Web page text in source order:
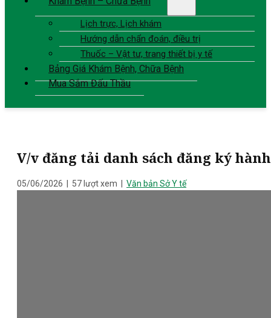
Lịch trực, Lịch khám
Hướng dẫn chẩn đoán, điều trị
Thuốc – Vật tư, trang thiết bị y tế
Bảng Giá Khám Bệnh, Chữa Bệnh
Mua Sắm Đấu Thầu
V/v đăng tải danh sách đăng ký
05/06/2026 | 57 lượt xem | Văn bản Sở Y tế